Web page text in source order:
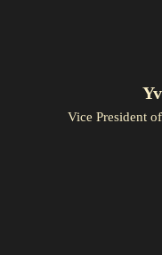
Vice President